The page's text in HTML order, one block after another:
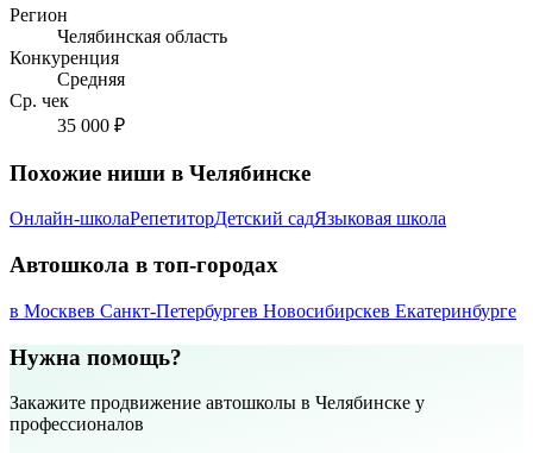
Регион
Челябинская область
Конкуренция
Средняя
Ср. чек
35 000 ₽
Похожие ниши в Челябинске
Онлайн-школаРепетиторДетский садЯзыковая школа
Автошкола в топ-городах
в Москвев Санкт-Петербургев Новосибирскев Екатеринбурге
Нужна помощь?
Закажите продвижение автошколы в Челябинске у
профессионалов